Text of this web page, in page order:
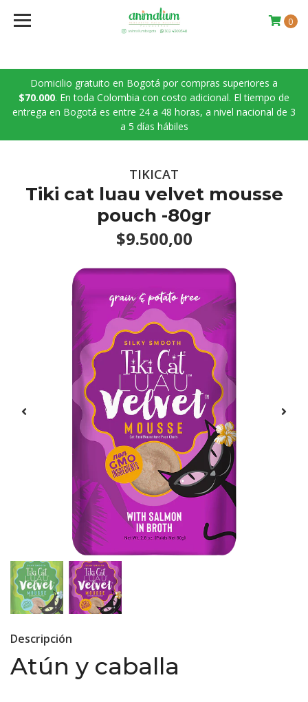
Domicilio gratuito en Bogotá por compras superiores a
$70.000. En toda Colombia con costo adicional. El tiempo de
entrega en Bogotá es entre 24 a 48 horas, a nivel nacional de 3
a 5 días hábiles
0
TIKICAT
Tiki cat luau velvet mousse
pouch -80gr
$9.500,00
Descripción
Atún y caballa